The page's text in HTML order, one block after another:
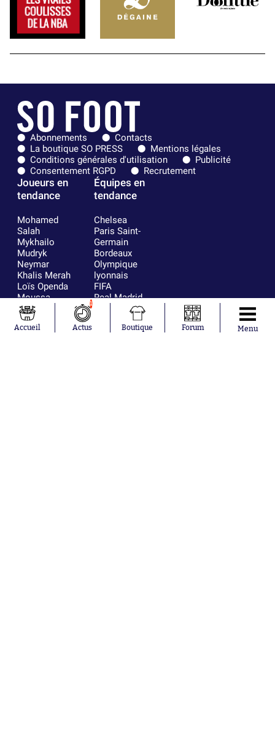
Abonnements
Contacts
La boutique SO PRESS
Mentions légales
Conditions générales d'utilisation
Publicité
Consentement RGPD
Recrutement
Joueurs en
tendance
Mohamed
Salah
Mykhailo
Mudryk
Neymar
Khalis Merah
Loïs Openda
Moussa
Niakhaté
Nicolás
Tagliafico
Équipes en
tendance
Chelsea
Paris Saint-
Germain
Bordeaux
Olympique
lyonnais
FIFA
Real Madrid
RC Strasbourg
France
Accueil
1
Actus Boutique Forum Menu